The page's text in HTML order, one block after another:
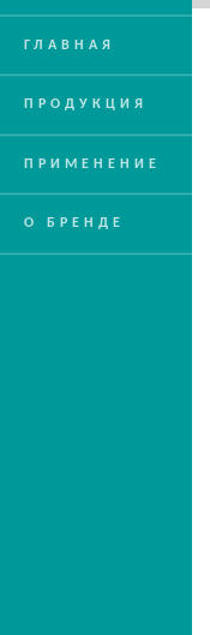
ГЛАВНАЯ
ПРОДУКЦИЯ
ПРИМЕНЕНИЕ
О БРЕНДЕ